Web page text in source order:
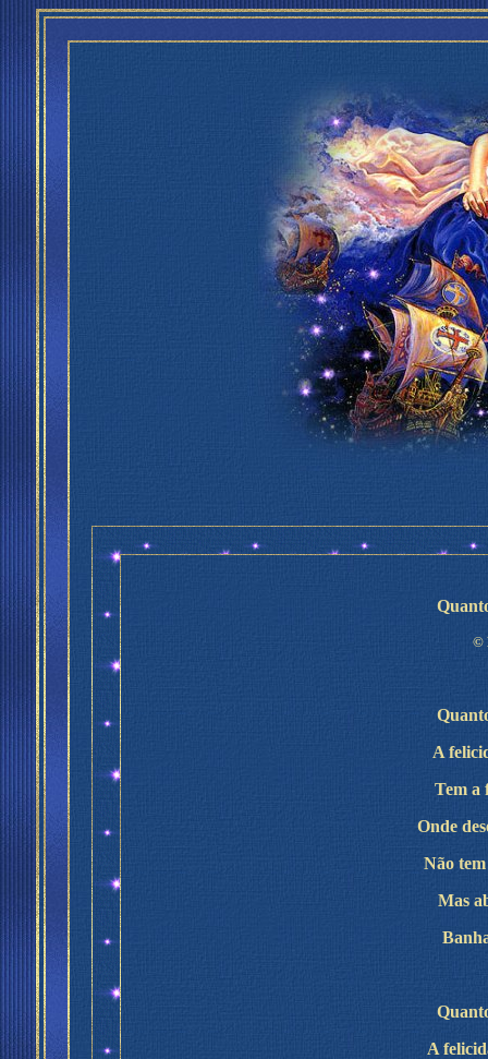
©
A
Tem a
Onde
Não
Mas
A